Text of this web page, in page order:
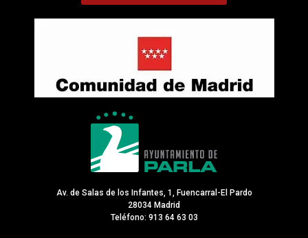
Av. de Salas de los Infantes, 1, Fuencarral-El Pardo
28034 Madrid
Teléfono: 913 64 63 03